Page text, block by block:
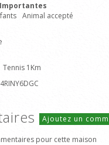
Animal accepté
Tennis 1Km
Ajoutez un
pour cette maison